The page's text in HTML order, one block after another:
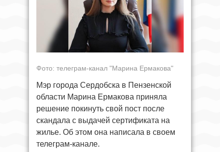
Фото: телеграм-канал "Марина Ермакова"
Мэр города Сердобска в Пензенской
области Марина Ермакова приняла
решение покинуть свой пост после
скандала с выдачей сертификата на
жилье. Об этом она написала в своем
телеграм-канале.